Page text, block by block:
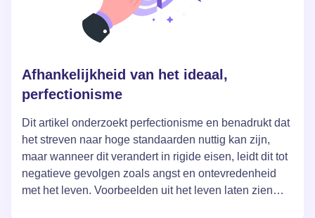
Afhankelijkheid van het ideaal,
perfectionisme
Dit artikel onderzoekt perfectionisme en benadrukt dat
het streven naar hoge standaarden nuttig kan zijn,
maar wanneer dit verandert in rigide eisen, leidt dit tot
negatieve gevolgen zoals angst en ontevredenheid
met het leven. Voorbeelden uit het leven laten zien